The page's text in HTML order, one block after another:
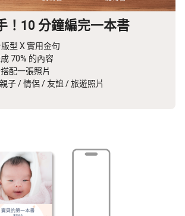
！10 分鐘編完一本書
型 X 實用金句
70% 的內容
配一張照片
子 / 情侶 / 友誼 / 旅遊照片